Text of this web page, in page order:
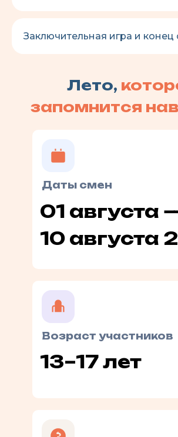
Заключительная игра и конец
Лето,
запомнится
13–17 лет
Возраст участников
01 августа
10 августа
Даты смен